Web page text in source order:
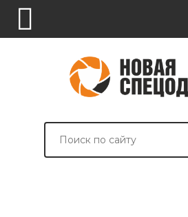
СПЕЦОДЕЖДА
СПЕЦОБУВЬ
СРЕДСТВА
ВСПОМОГАТЕЛЬНЫЕ
БРЕНДИРОВАНИЕ